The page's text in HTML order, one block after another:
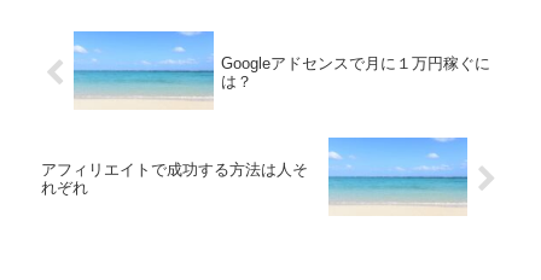
Googleアドセンスで月に１万円稼ぐに
は？
アフィリエイトで成功する方法は人そ
れぞれ